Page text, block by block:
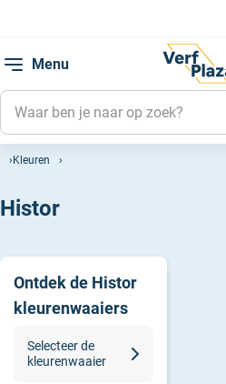
Menu
Kleuren
Histor
Ontdek de Histor
kleurenwaaiers
Selecteer de
kleurenwaaier